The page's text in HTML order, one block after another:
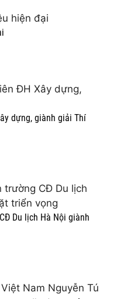
dựng, giành giải Thí
Du lịch Hà Nội giành